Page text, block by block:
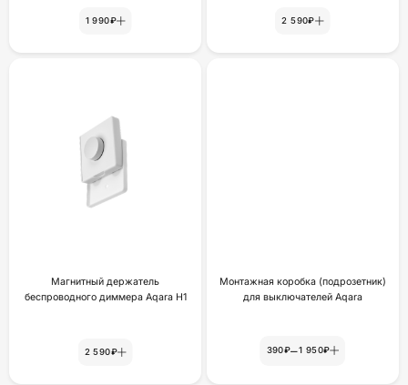
1 990₽ 2 590₽
Магнитный держатель
беспроводного диммера Aqara H1
2 590₽
Монтажная коробка (подрозетник)
для выключателей Aqara
390₽–1 950₽